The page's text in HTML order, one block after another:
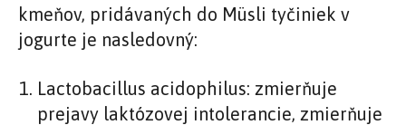
kmeňov, pridávaných do Müsli tyčiniek v
jogurte je nasledovný:
Lactobacillus acidophilus: zmierňuje
prejavy laktózovej intolerancie, zmierňuje